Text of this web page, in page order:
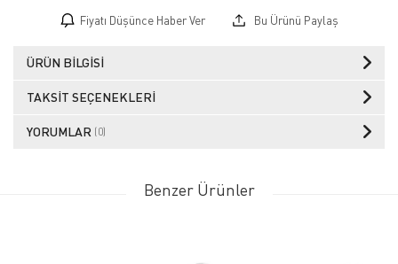
Fiyatı Düşünce Haber Ver Bu Ürünü Paylaş
ÜRÜN BILGISI
TAKSIT SEÇENEKLERI
YORUMLAR (0)
Benzer Ürünler